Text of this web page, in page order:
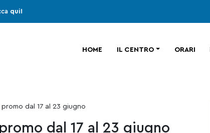
qui!
HOME IL CENTRO ORARI
dal 17 al 23 giugno
dal 17 al 23 giugno